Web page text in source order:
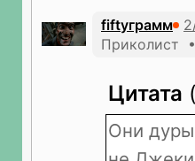
fiftyграмм
Приколист
Цитата
Они дуры